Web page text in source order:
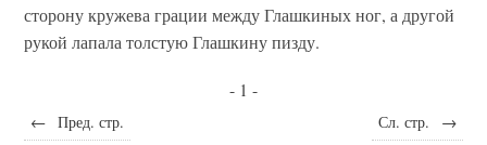
сторону кружева грации между Глашкиных ног, а другой
рукой лапала толстую Глашкину пизду.
- 1 -
← Пред. стр. Сл. стр. →